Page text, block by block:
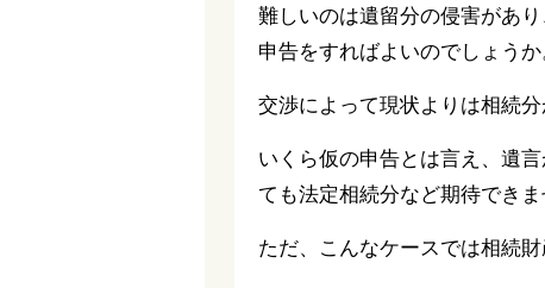
難しいのは遺留分の侵害があ
申告をすればよいのでしょうか
交渉によって現状よりは相続
いくら仮の申告とは言え、遺
ても法定相続分など期待でき
ただ、こんなケースでは相続